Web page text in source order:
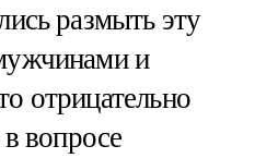
размыть эту
и
отрицательно
вопросе